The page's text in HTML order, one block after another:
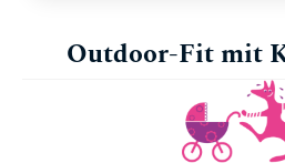
Outdoor-Fit mit